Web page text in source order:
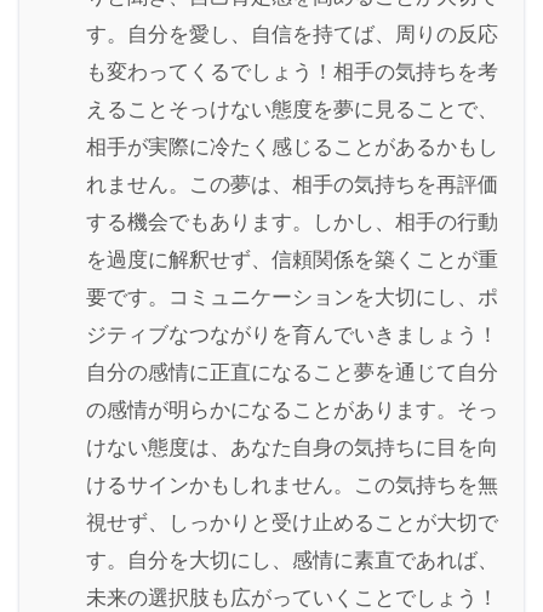
す。自分を愛し、自信を持てば、周りの反応
も変わってくるでしょう！相手の気持ちを考
えることそっけない態度を夢に見ることで、
相手が実際に冷たく感じることがあるかもし
れません。この夢は、相手の気持ちを再評価
する機会でもあります。しかし、相手の行動
を過度に解釈せず、信頼関係を築くことが重
要です。コミュニケーションを大切にし、ポ
ジティブなつながりを育んでいきましょう！
自分の感情に正直になること夢を通じて自分
の感情が明らかになることがあります。そっ
けない態度は、あなた自身の気持ちに目を向
けるサインかもしれません。この気持ちを無
視せず、しっかりと受け止めることが大切で
す。自分を大切にし、感情に素直であれば、
未来の選択肢も広がっていくことでしょう！